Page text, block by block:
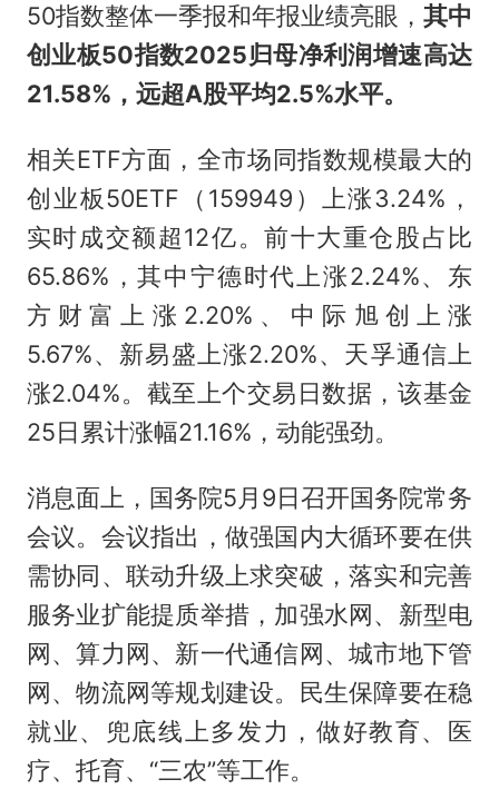
50指数整体一季报和年报业绩亮眼，其中
创业板50指数2025归母净利润增速高达
21.58%，远超A股平均2.5%水平。
相关ETF方面，全市场同指数规模最大的
创业板50ETF（159949）上涨3.24%，
实时成交额超12亿。前十大重仓股占比
65.86%，其中宁德时代上涨2.24%、东
方财富上涨2.20%、中际旭创上涨
5.67%、新易盛上涨2.20%、天孚通信上
涨2.04%。截至上个交易日数据，该基金
25日累计涨幅21.16%，动能强劲。
消息面上，国务院5月9日召开国务院常务
会议。会议指出，做强国内大循环要在供
需协同、联动升级上求突破，落实和完善
服务业扩能提质举措，加强水网、新型电
网、算力网、新一代通信网、城市地下管
网、物流网等规划建设。民生保障要在稳
就业、兜底线上多发力，做好教育、医
疗、托育、“三农”等工作。